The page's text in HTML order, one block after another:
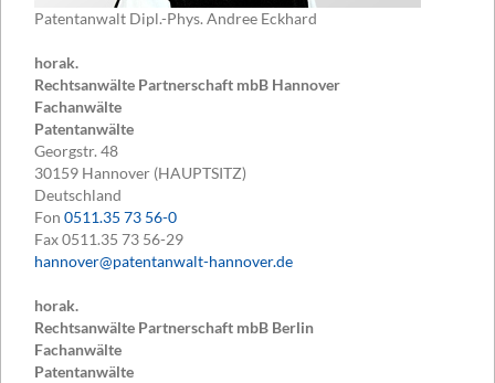
Patentanwalt Dipl.-Phys. Andree Eckhard
horak.
Rechtsanwälte Partnerschaft mbB Hannover
Fachanwälte
Patentanwälte
Georgstr. 48
30159 Hannover (HAUPTSITZ)
Deutschland
Fon 0511.35 73 56-0
Fax0511.35 73 56-29
hannover@patentanwalt-hannover.de
horak.
Rechtsanwälte Partnerschaft mbB Berlin
Fachanwälte
Patentanwälte